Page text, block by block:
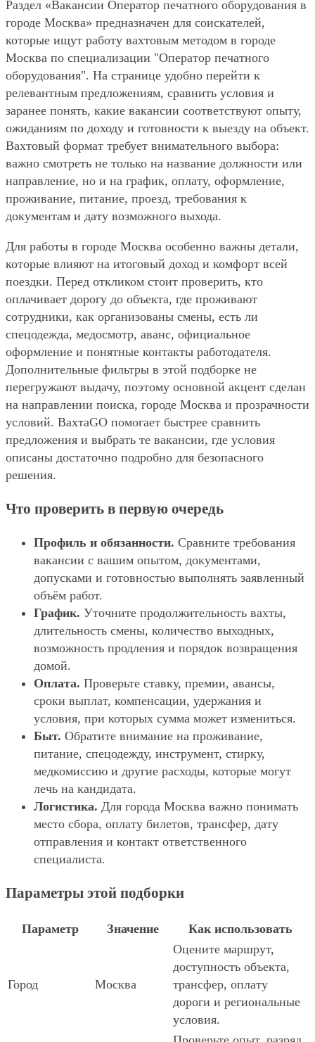
Раздел «Вакансии Оператор печатного оборудования в
городе Москва» предназначен для соискателей,
которые ищут работу вахтовым методом в городе
Москва по специализации "Оператор печатного
оборудования". На странице удобно перейти к
релевантным предложениям, сравнить условия и
заранее понять, какие вакансии соответствуют опыту,
ожиданиям по доходу и готовности к выезду на объект.
Вахтовый формат требует внимательного выбора:
важно смотреть не только на название должности или
направление, но и на график, оплату, оформление,
проживание, питание, проезд, требования к
документам и дату возможного выхода.
Для работы в городе Москва особенно важны детали,
которые влияют на итоговый доход и комфорт всей
поездки. Перед откликом стоит проверить, кто
оплачивает дорогу до объекта, где проживают
сотрудники, как организованы смены, есть ли
спецодежда, медосмотр, аванс, официальное
оформление и понятные контакты работодателя.
Дополнительные фильтры в этой подборке не
перегружают выдачу, поэтому основной акцент сделан
на направлении поиска, городе Москва и прозрачности
условий. ВахтаGO помогает быстрее сравнить
предложения и выбрать те вакансии, где условия
описаны достаточно подробно для безопасного
решения.
Что проверить в первую очередь
Профиль и обязанности. Сравните требования
вакансии с вашим опытом, документами,
допусками и готовностью выполнять заявленный
объём работ.
График. Уточните продолжительность вахты,
длительность смены, количество выходных,
возможность продления и порядок возвращения
домой.
Оплата. Проверьте ставку, премии, авансы,
сроки выплат, компенсации, удержания и
условия, при которых сумма может измениться.
Быт. Обратите внимание на проживание,
питание, спецодежду, инструмент, стирку,
медкомиссию и другие расходы, которые могут
лечь на кандидата.
Логистика. Для города Москва важно понимать
место сбора, оплату билетов, трансфер, дату
отправления и контакт ответственного
специалиста.
Параметры этой подборки
Параметр Значение Как использовать
Город Москва
Оцените маршрут,
доступность объекта,
трансфер, оплату
дороги и региональные
условия.